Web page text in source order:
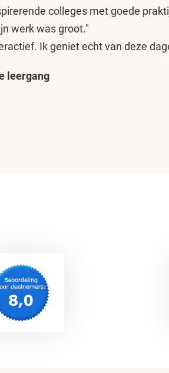
colleges met goede
werk was groot."
Ik geniet echt van deze
leergang